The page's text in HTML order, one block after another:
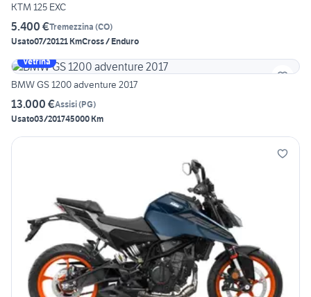
KTM 125 EXC
5.400 €Tremezzina (CO)
Usato07/20121 KmCross / Enduro
Vetrina
BMW GS 1200 adventure 2017
13.000 €Assisi(PG)
Usato03/201745000 Km